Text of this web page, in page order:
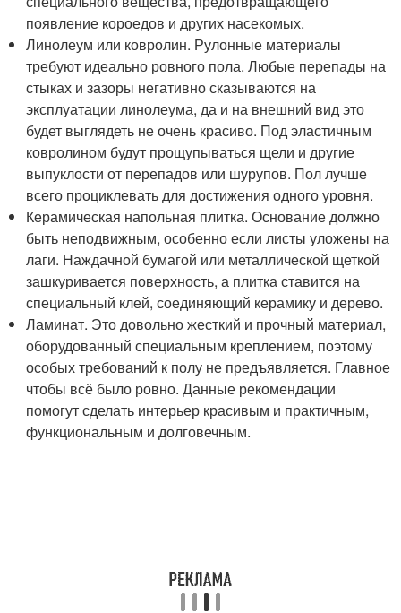
появление короедов и других насекомых.
Линолеум или ковролин. Рулонные материалы
требуют идеально ровного пола. Любые перепады на
стыках и зазоры негативно сказываются на
эксплуатации линолеума, да и на внешний вид это
будет выглядеть не очень красиво. Под эластичным
ковролином будут прощупываться щели и другие
выпуклости от перепадов или шурупов. Пол лучше
всего проциклевать для достижения одного уровня.
Керамическая напольная плитка. Основание должно
быть неподвижным, особенно если листы уложены на
лаги. Наждачной бумагой или металлической щеткой
зашкуривается поверхность, а плитка ставится на
специальный клей, соединяющий керамику и дерево.
Ламинат. Это довольно жесткий и прочный материал,
оборудованный специальным креплением, поэтому
особых требований к полу не предъявляется. Главное
чтобы всё было ровно. Данные рекомендации
помогут сделать интерьер красивым и практичным,
функциональным и долговечным.